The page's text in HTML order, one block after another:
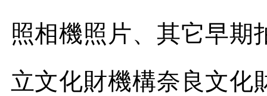
照相機照片、其它早期
立文化財機構奈良文化